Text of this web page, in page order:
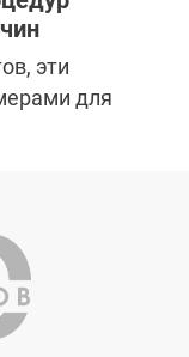
округ
д. 27, помещ. 13Н